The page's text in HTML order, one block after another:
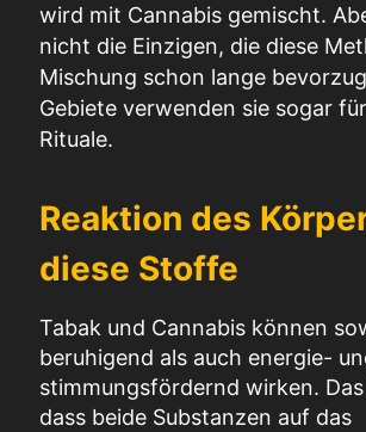
wird mit Cannabis gemischt.
nicht die Einzigen, die diese
Mischung schon lange
Gebiete verwenden sie sogar
Rituale.
Reaktion des
diese Stoffe
Tabak und Cannabis können
beruhigend als auch energie-
stimmungsfördernd wirken.
dass beide Substanzen auf das